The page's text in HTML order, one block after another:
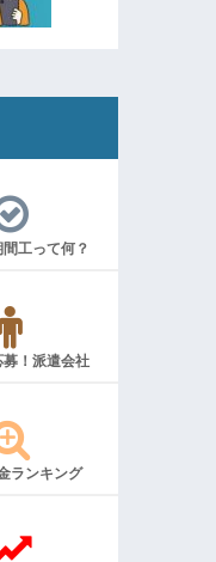
間工って何？
！派遣会社
ランキング